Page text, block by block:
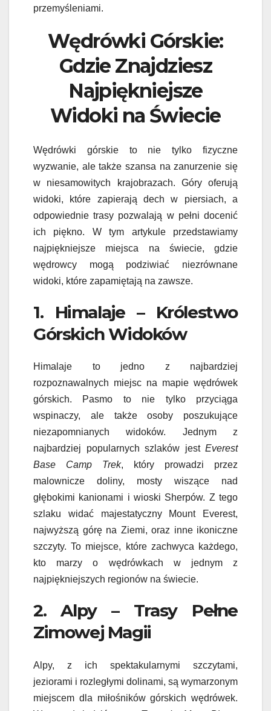
przemyśleniami.
Wędrówki Górskie:
Gdzie Znajdziesz
Najpiękniejsze
Widoki na Świecie
Wędrówki górskie to nie tylko fizyczne
wyzwanie, ale także szansa na zanurzenie się
w niesamowitych krajobrazach. Góry oferują
widoki, które zapierają dech w piersiach, a
odpowiednie trasy pozwalają w pełni docenić
ich piękno. W tym artykule przedstawiamy
najpiękniejsze miejsca na świecie, gdzie
wędrowcy mogą podziwiać niezrównane
widoki, które zapamiętają na zawsze.
1. Himalaje – Królestwo
Górskich Widoków
Himalaje to jedno z najbardziej
rozpoznawalnych miejsc na mapie wędrówek
górskich. Pasmo to nie tylko przyciąga
wspinaczy, ale także osoby poszukujące
niezapomnianych widoków. Jednym z
najbardziej popularnych szlaków jest Everest
Base Camp Trek, który prowadzi przez
malownicze doliny, mosty wiszące nad
głębokimi kanionami i wioski Sherpów. Z tego
szlaku widać majestatyczny Mount Everest,
najwyższą górę na Ziemi, oraz inne ikoniczne
szczyty. To miejsce, które zachwyca każdego,
kto marzy o wędrówkach w jednym z
najpiękniejszych regionów na świecie.
2. Alpy – Trasy Pełne
Zimowej Magii
Alpy, z ich spektakularnymi szczytami,
jeziorami i rozległymi dolinami, są wymarzonym
miejscem dla miłośników górskich wędrówek.